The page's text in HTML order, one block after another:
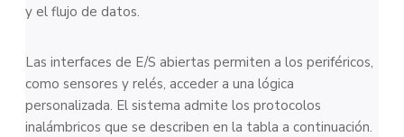
y el flujo de datos.
Las interfaces de E/S abiertas permiten a los periféricos,
como sensores y relés, acceder a una lógica
personalizada. El sistema admite los protocolos
inalámbricos que se describen en la tabla a continuación.